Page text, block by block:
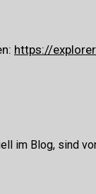
https://
Blog, sind